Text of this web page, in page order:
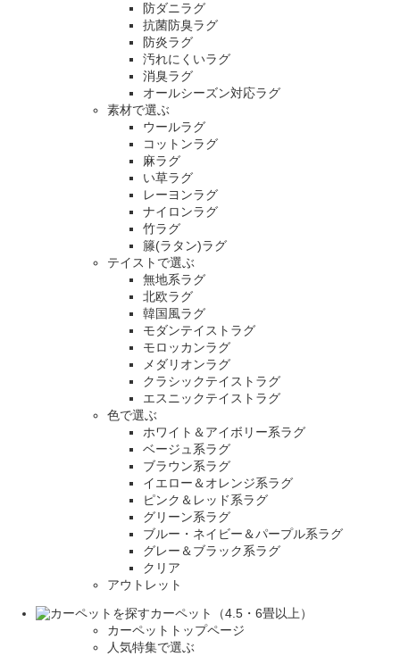
防ダニラグ
抗菌防臭ラグ
防炎ラグ
汚れにくいラグ
消臭ラグ
オールシーズン対応ラグ
素材で選ぶ
ウールラグ
コットンラグ
麻ラグ
い草ラグ
レーヨンラグ
ナイロンラグ
竹ラグ
籐(ラタン)ラグ
テイストで選ぶ
無地系ラグ
北欧ラグ
韓国風ラグ
モダンテイストラグ
モロッカンラグ
メダリオンラグ
クラシックテイストラグ
エスニックテイストラグ
色で選ぶ
ホワイト＆アイボリー系ラグ
ベージュ系ラグ
ブラウン系ラグ
イエロー＆オレンジ系ラグ
ピンク＆レッド系ラグ
グリーン系ラグ
ブルー・ネイビー＆パープル系ラグ
グレー＆ブラック系ラグ
クリア
アウトレット
カーペット（4.5・6畳以上）
カーペットトップページ
人気特集で選ぶ